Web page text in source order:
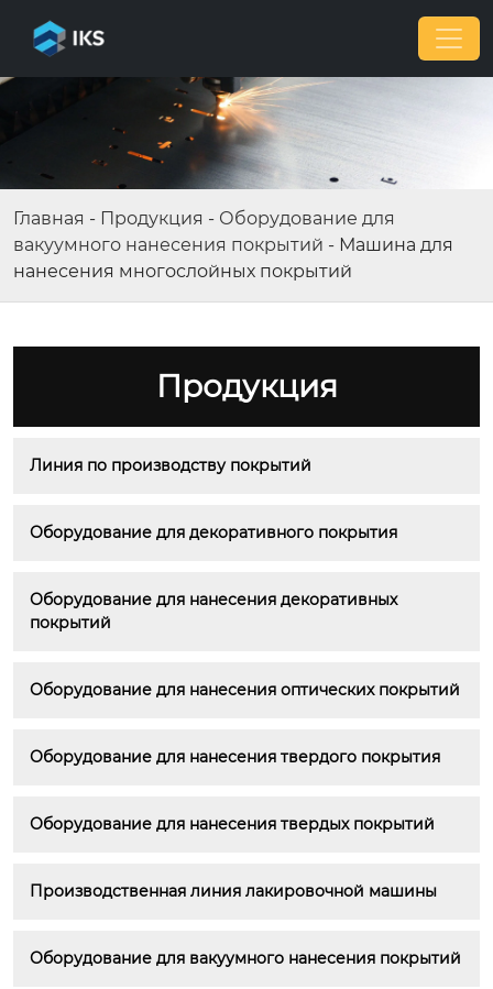
Главная - Продукция - Оборудование для
вакуумного нанесения покрытий - Машина для
нанесения многослойных покрытий
Продукция
Линия по производству покрытий
Оборудование для декоративного покрытия
Оборудование для нанесения декоративных
покрытий
Оборудование для нанесения оптических покрытий
Оборудование для нанесения твердого покрытия
Оборудование для нанесения твердых покрытий
Производственная линия лакировочной машины
Оборудование для вакуумного нанесения покрытий